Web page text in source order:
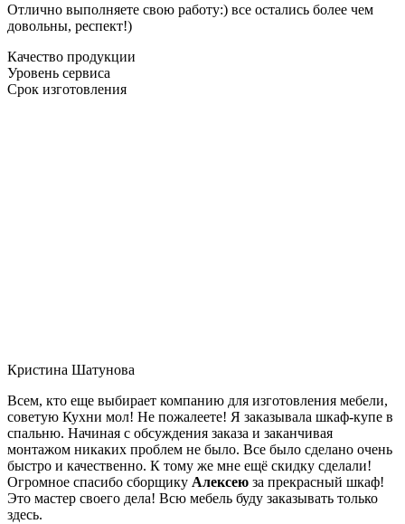
Отлично выполняете свою работу:) все остались более чем
довольны, респект!)
Качество продукции
Уровень сервиса
Срок изготовления
Кристина Шатунова
Всем, кто еще выбирает компанию для изготовления мебели,
советую Кухни мол! Не пожалеете! Я заказывала шкаф-купе в
спальню. Начиная с обсуждения заказа и заканчивая
монтажом никаких проблем не было. Все было сделано очень
быстро и качественно. К тому же мне ещё скидку сделали!
Огромное спасибо сборщику Алексею за прекрасный шкаф!
Это мастер своего дела! Всю мебель буду заказывать только
здесь.